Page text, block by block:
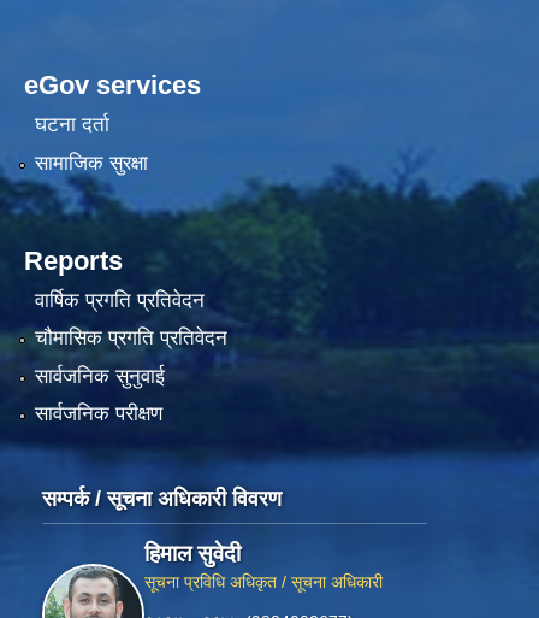
eGov services
घटना दर्ता
सामाजिक सुरक्षा
Reports
वार्षिक प्रगति प्रतिवेदन
चौमासिक प्रगति प्रतिवेदन
सार्वजनिक सुनुवाई
सार्वजनिक परीक्षण
सम्पर्क / सूचना अधिकारी विवरण
हिमाल सुवेदी
सूचना प्रविधि अधिकृत / सूचना अधिकारी